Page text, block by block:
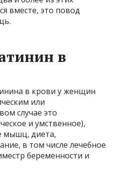
вместе, это повод
в
в крови у женщин
или
случае это
и умственное),
мышц, диета,
в том числе лечебное
беременности и